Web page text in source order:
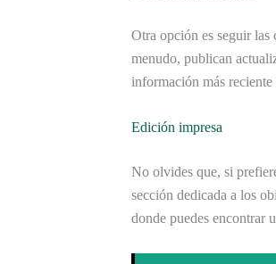
Otra opción es seguir
menudo, publican
información más
Edición impresa
No olvides que, si
sección dedicada a los
donde puedes encontrar